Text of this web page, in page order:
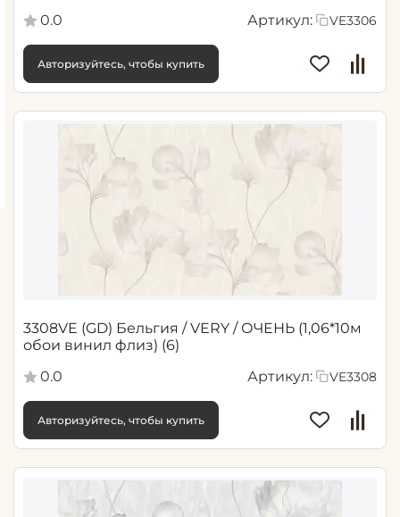
0.0 Артикул: VE3306
Авторизуйтесь, чтобы купить
3308VE (GD) Бельгия / VERY / ОЧЕНЬ (1,06*10м
обои винил флиз) (6)
0.0
Артикул: VE3308
Авторизуйтесь, чтобы купить